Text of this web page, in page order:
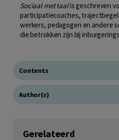
Sociaal met taalis geschreven
participatiecoaches,
werkers, pedagogen en andere
die betrokken zijn bij
Contents
Author(s)
Gerelateerd